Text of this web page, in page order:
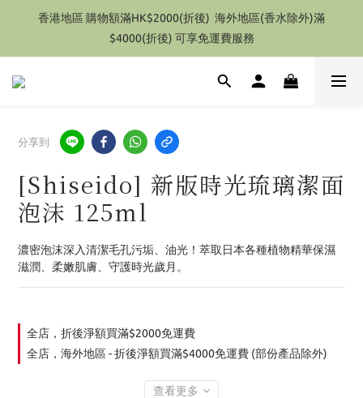
特別優惠 1件即享有9折優惠(部份產品除外）
香港地區 購物額滿HK$2000(折後)  海外地區(香水除外)滿
$4000(折後) 可享免運費服務
特別優惠 1件即享有9折優惠(部份產品除外）
分享到
[Shiseido] 新版時光琉璃潔面
泡沫 125ml
濃密泡沫深入清潔毛孔污垢、油光！萃取日本各種植物精華保濕
滋潤、柔嫩肌膚、守護時光歲月。
全店，折後淨額買滿$2000免運費
全店，海外地區 - 折後淨額買滿$4000免運費 (部份產品除外)
查看更多